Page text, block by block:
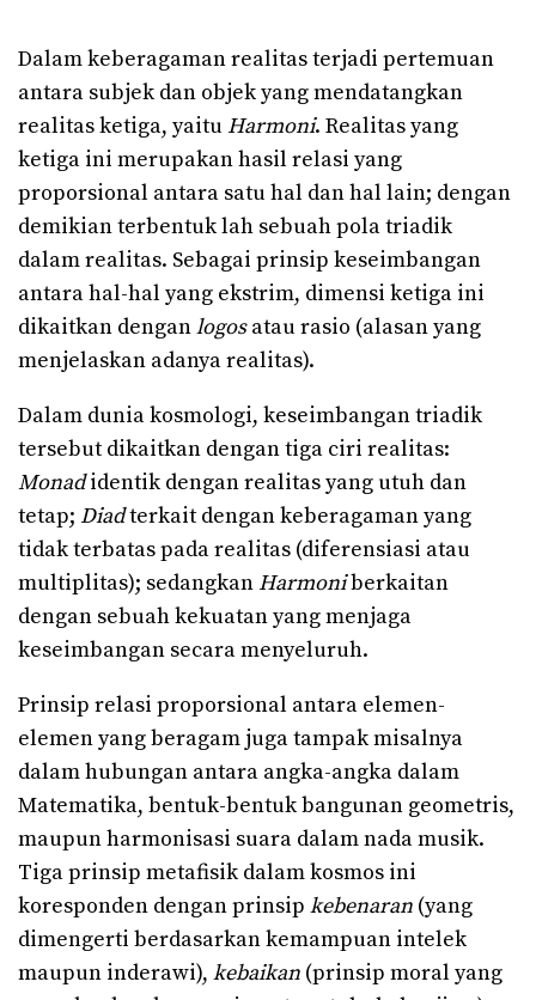
Dalam keberagaman realitas terjadi pertemuan
antara subjek dan objek yang mendatangkan
realitas ketiga, yaitu Harmoni. Realitas yang
ketiga ini merupakan hasil relasi yang
proporsional antara satu hal dan hal lain; dengan
demikian terbentuk lah sebuah pola triadik
dalam realitas. Sebagai prinsip keseimbangan
antara hal-hal yang ekstrim, dimensi ketiga ini
dikaitkan denganlogosatau rasio (alasan yang
menjelaskan adanya realitas).
Dalam dunia kosmologi, keseimbangan triadik
tersebut dikaitkan dengan tiga ciri realitas:
Monadidentik dengan realitas yang utuh dan
tetap; Diadterkait dengan keberagaman yang
tidak terbatas pada realitas (diferensiasi atau
multiplitas); sedangkan Harmoniberkaitan
dengan sebuah kekuatan yang menjaga
keseimbangan secara menyeluruh.
Prinsip relasi proporsional antara elemen-
elemen yang beragam juga tampak misalnya
dalam hubungan antara angka-angka dalam
Matematika, bentuk-bentuk bangunan geometris,
maupun harmonisasi suara dalam nada musik.
Tiga prinsip metafisik dalam kosmos ini
koresponden dengan prinsip kebenaran (yang
dimengerti berdasarkan kemampuan intelek
maupun inderawi), kebaikan (prinsip moral yang